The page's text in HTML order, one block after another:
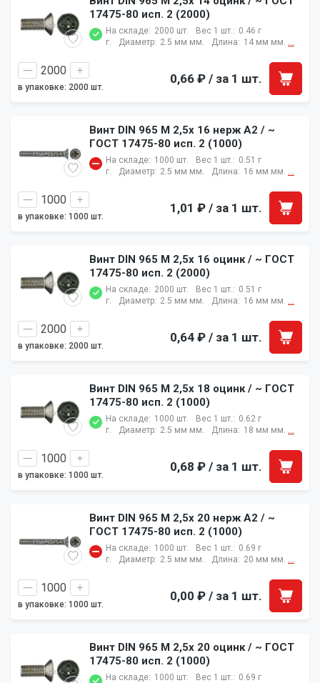
17475-80 исп. 2 (2000)
На складе: 2000 шт. Вес 1 шт.: 0.46 г
г.
Диаметр: 2.5 мм мм. Длина: 14 мм мм. ...
в упаковке: 2000 шт.
0,66 ₽ / за 1 шт.
Винт DIN 965 M 2,5x 16 нерж A2 / ~
ГОСТ 17475-80 исп. 2 (1000)
На складе: 1000 шт. Вес 1 шт.: 0.51 г
г.
Диаметр: 2.5 мм мм. Длина: 16 мм мм. ...
в упаковке: 1000 шт.
1,01 ₽ / за 1 шт.
Винт DIN 965 M 2,5x 16 оцинк / ~ ГОСТ
17475-80 исп. 2 (2000)
На складе: 2000 шт. Вес 1 шт.: 0.51 г
г.
Диаметр: 2.5 мм мм. Длина: 16 мм мм. ...
в упаковке: 2000 шт.
0,64 ₽ / за 1 шт.
Винт DIN 965 M 2,5x 18 оцинк / ~ ГОСТ
17475-80 исп. 2 (1000)
На складе: 1000 шт. Вес 1 шт.: 0.62 г
г.
Диаметр: 2.5 мм мм. Длина: 18 мм мм. ...
в упаковке: 1000 шт.
0,68 ₽ / за 1 шт.
Винт DIN 965 M 2,5x 20 нерж A2 / ~
ГОСТ 17475-80 исп. 2 (1000)
На складе: 1000 шт. Вес 1 шт.: 0.69 г
г.
Диаметр: 2.5 мм мм. Длина: 20 мм мм. ...
в упаковке: 1000 шт.
0,00 ₽ / за 1 шт.
Винт DIN 965 M 2,5x 20 оцинк / ~ ГОСТ
17475-80 исп. 2 (1000)
На складе: 1000 шт. Вес 1 шт.: 0.69 г